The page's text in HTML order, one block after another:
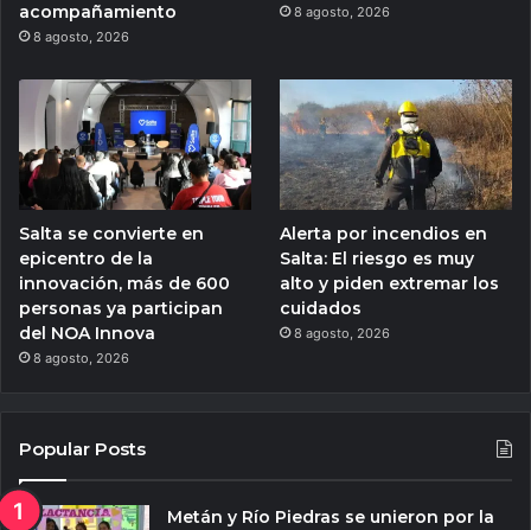
acompañamiento
8 agosto, 2026
8 agosto, 2026
Salta se convierte en
epicentro de la
innovación, más de 600
personas ya participan
del NOA Innova
8 agosto, 2026
Alerta por incendios en
Salta: El riesgo es muy
alto y piden extremar los
cuidados
8 agosto, 2026
Popular Posts
Metán y Río Piedras se unieron por la